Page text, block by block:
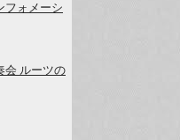
フォメーシ
会 ルーツの